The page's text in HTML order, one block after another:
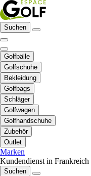
Suchen
Golfbälle
Golfschuhe
Bekleidung
Golfbags
Schläger
Golfwagen
Golfhandschuhe
Zubehör
Outlet
Marken
Kundendienst in Frankreich
Suchen